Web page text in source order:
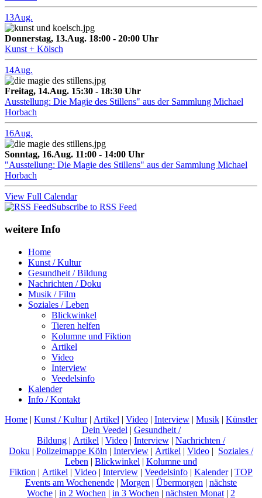
13Aug.
Donnerstag, 13.Aug. 18:00 - 20:00 Uhr
Kunst + Kölsch
14Aug.
Freitag, 14.Aug. 15:30 - 18:30 Uhr
Ausstellung: Die Magie des Stillens" aus der Sammlung Michael
Horbach
16Aug.
Sonntag, 16.Aug. 11:00 - 14:00 Uhr
"Ausstellung: Die Magie des Stillens" aus der Sammlung Michael
Horbach
View Full Calendar
Subscribe to RSS Feed
weitere Info
Home
Kunst / Kultur
Gesundheit / Bildung
Nachrichten / Doku
Musik / Film
Soziales / Leben
Blickwinkel
Tieren helfen
Kolumne und Fiktion
Artikel
Video
Interview
Veedelsinfo
Kalender
Info / Kontakt
Home | Kunst / Kultur| Artikel | Video | Interview | Musik | Künstler
Dein Veedel | Gesundheit /
Bildung | Artikel | Video | Interview | Nachrichten /
Doku | Polizeimappe Köln | Interview | Artikel | Video | Soziales /
Leben | Blickwinkel | Kolumne und
Fiktion | Artikel | Video | Interview | Veedelsinfo | Kalender| TOP
Events am Wochenende | Morgen | Übermorgen | nächste
Woche | in 2 Wochen | in 3 Wochen | nächsten Monat | 2